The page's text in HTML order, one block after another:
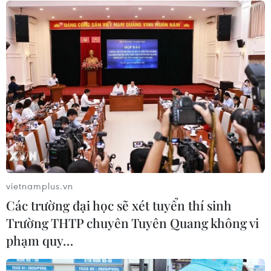
Hộ kinh doanh được lựa chọn lập sổ
kế toán điện tử hoặc bằng bản giấy
03/08/2026 11:31
Giải ngân vốn đầu tư công 7 tháng
đạt trên 425.000 tỷ đồng, tương
đương 42% kế hoạch
03/08/2026 10:44
Xem thêm
vietnamplus.vn
Các trường đại học sẽ xét tuyển thí sinh
Trường THTP chuyên Tuyên Quang không vi
phạm quy…